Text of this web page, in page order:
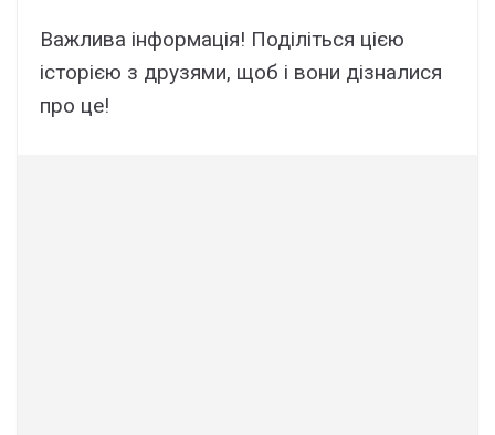
Baжливa iнфоpмaцiя! Подiлiтьcя цiєю
icтоpiєю з дpyзями, щоб i вони дiзнaлиcя
пpо цe!